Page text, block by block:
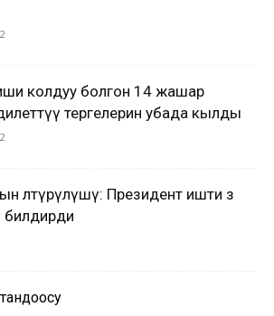
колдуу болгон 14 жашар
тергелерин убада кылды
өлтүрүлүшү: Президент ишти өз
билдирди